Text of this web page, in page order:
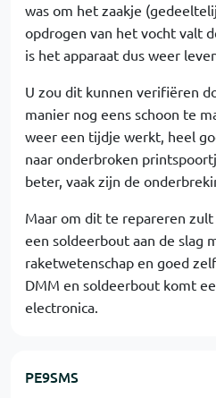
was om het zaakje
opdrogen van het vocht valt
is het apparaat dus weer
U zou dit kunnen verifiëren
manier nog eens schoon te
weer een tijdje werkt, heel
naar onderbroken
beter, vaak zijn de
Maar om dit te repareren
een soldeerbout aan de slag
raketwetenschap en goed
DMM en soldeerbout komt
electronica.
PE9SMS